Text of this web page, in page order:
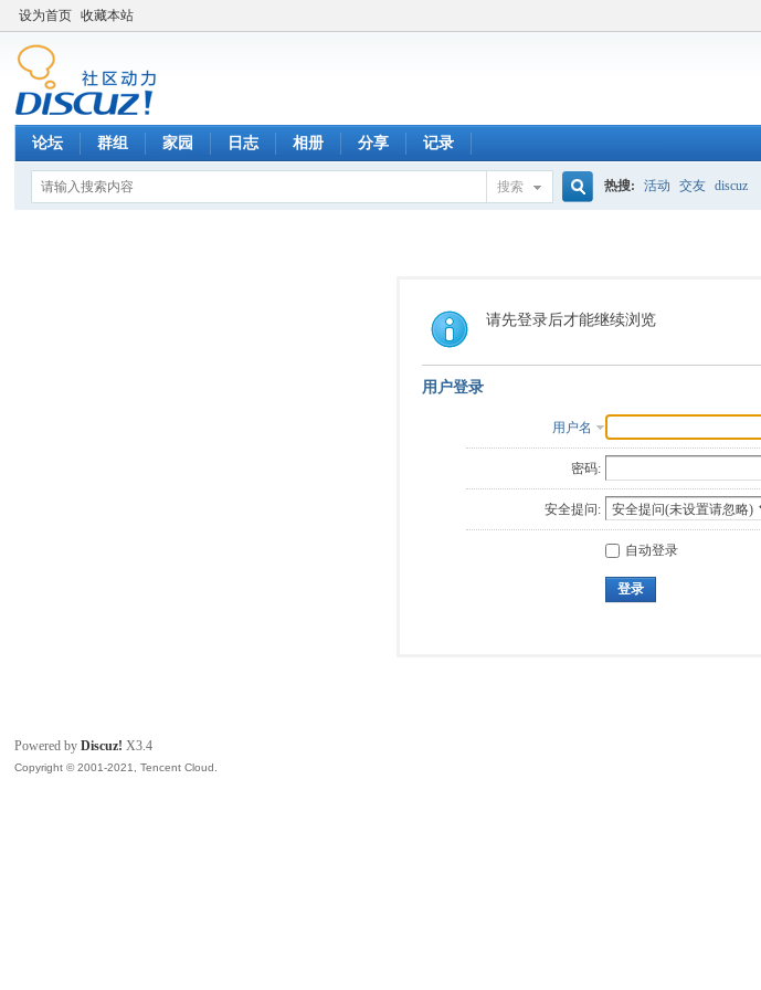
设为首页 收藏本站
论坛 群组 家园 日志 相册 分享 记录
搜索
索
热搜: 活动 交友 discuz
请先登录后才能继续浏览
用户登录
用户名
密码:
安全提问:
自动登录
登录
Powered byDiscuz! X3.4
Copyright © 2001-2021, Tencent Cloud.